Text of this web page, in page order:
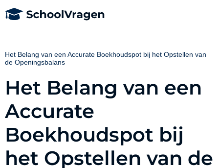
Het Belang van een Accurate Boekhoudspot bij het Opstellen van
de Openingsbalans
Het Belang van een
Accurate
Boekhoudspot bij
het Opstellen van de